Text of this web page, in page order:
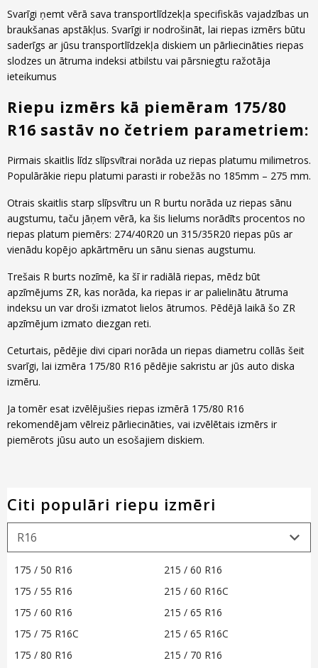
Svarīgi ņemt vērā sava transportlīdzekļa specifiskās vajadzības un
braukšanas apstākļus. Svarīgi ir nodrošināt, lai riepas izmērs būtu
saderīgs ar jūsu transportlīdzekļa diskiem un pārliecināties riepas
slodzes un ātruma indeksi atbilstu vai pārsniegtu ražotāja
ieteikumus
Riepu izmērs kā piemēram 175/80
R16 sastāv no četriem parametriem:
Pirmais skaitlis līdz slīpsvītrai norāda uz riepas platumu milimetros.
Populārākie riepu platumi parasti ir robežās no 185mm – 275 mm.
Otrais skaitlis starp slīpsvītru un R burtu norāda uz riepas sānu
augstumu, taču jāņem vērā, ka šis lielums norādīts procentos no
riepas platum piemērs: 274/40R20 un 315/35R20 riepas pūs ar
vienādu kopējo apkārtmēru un sānu sienas augstumu.
Trešais R burts nozīmē, ka šī ir radiālā riepas, mēdz būt
apzīmējums ZR, kas norāda, ka riepas ir ar palielinātu ātruma
indeksu un var droši izmatot lielos ātrumos. Pēdējā laikā šo ZR
apzīmējum izmato diezgan reti.
Ceturtais, pēdējie divi cipari norāda un riepas diametru collās šeit
svarīgi, lai izmēra 175/80 R16 pēdējie sakristu ar jūs auto diska
izmēru.
Ja tomēr esat izvēlējušies riepas izmērā 175/80 R16
rekomendējam vēlreiz pārliecināties, vai izvēlētais izmērs ir
piemērots jūsu auto un esošajiem diskiem.
Citi populāri riepu izmēri
175 / 50 R16
175 / 55 R16
175 / 60 R16
175 / 75 R16C
175 / 80 R16
215 / 60 R16
215 / 60 R16C
215 / 65 R16
215 / 65 R16C
215 / 70 R16